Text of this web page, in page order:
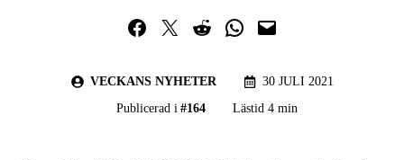
Dela på Facebook
Dela på TwitterDela på RedditDela i WhatsApp
Maila en länk
VECKANS NYHETER
30 JULI 2021
Publicerad i #164 Lästid 4 min